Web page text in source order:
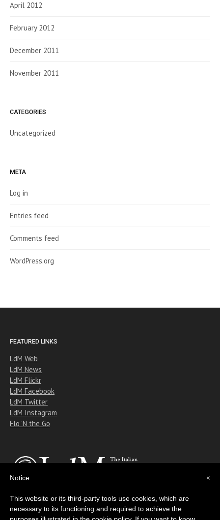
April 2012
February 2012
December 2011
November 2011
CATEGORIES
Uncategorized
META
Log in
Entries feed
Comments feed
WordPress.org
FEATURED LINKS
LdM Web
LdM News
LdM Flickr
LdM Facebook
LdM Twitter
LdM Instagram
Flo ’N the Go
Copyright © 2011-2018 Istituto Lorenzo de' Medici
×
Notice
This website or its third-party tools use cookies, which are
necessary to its functioning and required to achieve the